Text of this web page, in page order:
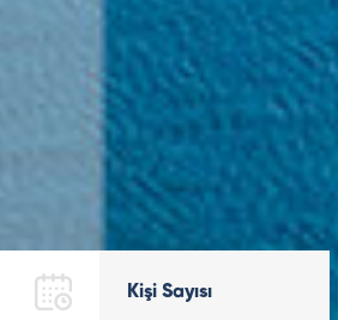
Kişi Sayısı